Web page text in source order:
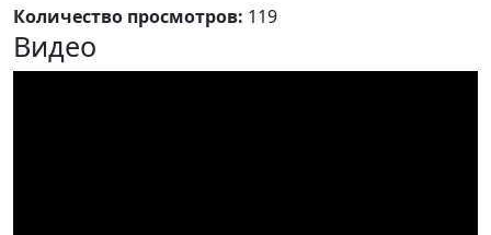
Количество просмотров: 119
Видео